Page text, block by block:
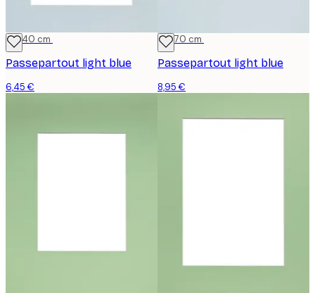
30x40 cm
Passepartout light blue
6,45 €
50x70 cm
Passepartout light blue
8,95 €